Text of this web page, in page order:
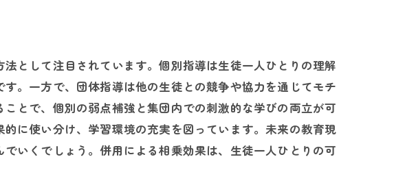
として注目されています。個別指導は生徒一人ひとりの理解
。一方で、団体指導は他の生徒との競争や協力を通じてモチ
とで、個別の弱点補強と集団内での刺激的な学びの両立が可
に使い分け、学習環境の充実を図っています。未来の教育現
いくでしょう。併用による相乗効果は、生徒一人ひとりの可